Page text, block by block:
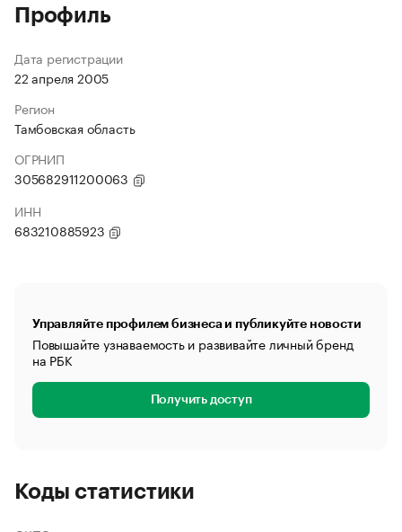
Профиль
Дата регистрации
22 апреля 2005
Регион
Тамбовская область
ОГРНИП
305682911200063
ИНН
683210885923
Управляйте профилем бизнеса и публикуйте новости
Повышайте узнаваемость и развивайте личный бренд
на РБК
Получить доступ
Коды статистики